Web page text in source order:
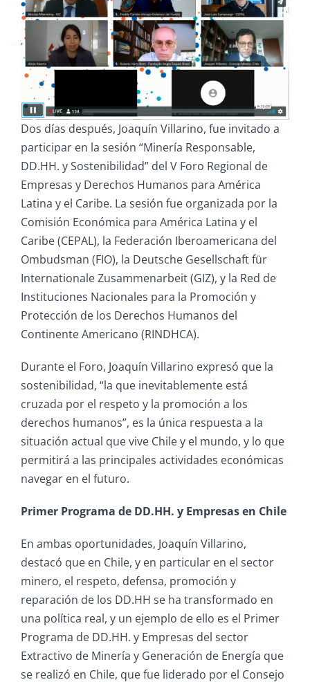
Dos días después, Joaquín Villarino, fue invitado a
participar en la sesión “Minería Responsable,
DD.HH. y Sostenibilidad” del V Foro Regional de
Empresas y Derechos Humanos para América
Latina y el Caribe. La sesión fue organizada por la
Comisión Económica para América Latina y el
Caribe (CEPAL), la Federación Iberoamericana del
Ombudsman (FIO), la Deutsche Gesellschaft für
Internationale Zusammenarbeit (GIZ), y la Red de
Instituciones Nacionales para la Promoción y
Protección de los Derechos Humanos del
Continente Americano (RINDHCA).
Durante el Foro, Joaquín Villarino expresó que la
sostenibilidad, “la que inevitablemente está
cruzada por el respeto y la promoción a los
derechos humanos”, es la única respuesta a la
situación actual que vive Chile y el mundo, y lo que
permitirá a las principales actividades económicas
navegar en el futuro.
Primer Programa de DD.HH. y Empresas en Chile
En ambas oportunidades, Joaquín Villarino,
destacó que en Chile, y en particular en el sector
minero, el respeto, defensa, promoción y
reparación de los DD.HH se ha transformado en
una política real, y un ejemplo de ello es el Primer
Programa de DD.HH. y Empresas del sector
Extractivo de Minería y Generación de Energía que
se realizó en Chile, que fue liderado por el Consejo